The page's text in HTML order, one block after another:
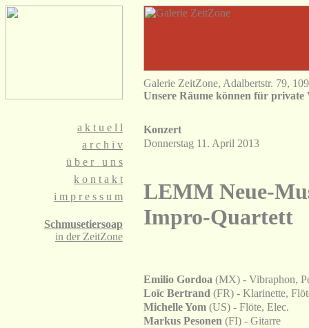
a k t u e l l
a r c h i v
ü b e r u n s
k o n t a k t
i m p r e s s u m
Schmusetiersoap
in der ZeitZone
Galerie ZeitZone, Adalbertstr. 79,
Unsere Räume können für private
Konzert
Donnerstag 11. April 2013
LEMM Neue-
Impro-Quartett
Emilio Gordoa (MX) - Vibraphon,
Loïc Bertrand (FR) - Klarinette,
Michelle Yom (US) - Flöte, Elec.
Markus Pesonen (FI) - Gitarre